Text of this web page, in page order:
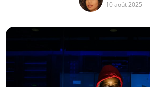
10 août 2025